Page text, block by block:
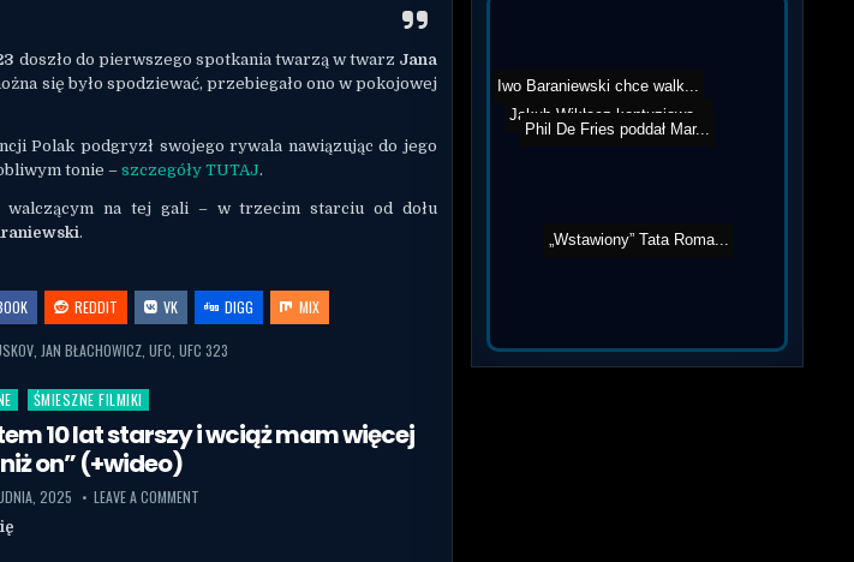
doszło do pierwszego spotkania twarzą w twarz Jana
się było spodziewać, przebiegało ono w pokojowej
Polak podgryzł swojego rywala nawiązując do jego
tonie –szczegóły TUTAJ.
walczącym na tej gali – w trzecim starciu od dołu
.
REDDIT VK DIGG MIX
JAN BŁACHOWICZ ,UFC ,UFC 323
ŚMIESZNE FILMIKI
10 lat starszy i wciąż mam więcej
on” (+wideo)
2025 LEAVE A COMMENT
Jakub Wikłacz kontuzjowa...
Phil De Fries poddał Mar...
„Wstawiony” Tata Roma...
Iwo Baraniewski chce walk...